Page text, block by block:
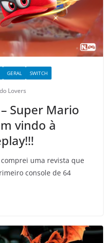
GERAL SWITCH
Lovers
Super Mario
vindo à
uma revista que
console de 64